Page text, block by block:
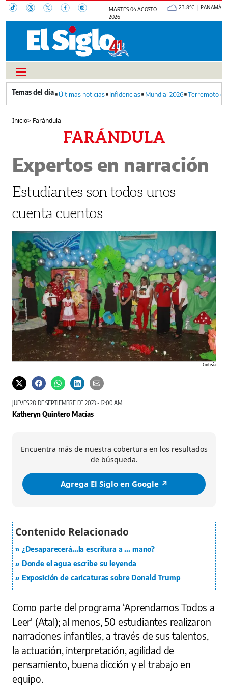
MARTES, 04 AGOSTO
2026
23.8°C | PANAMÁ
Últimas noticias Infidencias Mundial 2026 Terremoto
Inicio> Farándula
FARÁNDULA
Expertos en narración
Estudiantes son todos unos
cuenta cuentos
Cortesía
JUEVES 28 DE SEPTIEMBRE DE 2023 - 12:00 AM
Katheryn Quintero Macías
Encuentra más de nuestra cobertura en los resultados
de búsqueda.
Agrega El Siglo en Google ↗️
¿Desaparecerá...la escritura a ... mano?
Donde el agua escribe su leyenda
Exposición de caricaturas sobre Donald Trump
Como parte del programa ‘Aprendamos Todos a
Leer' (Atal); al menos, 50 estudiantes realizaron
narraciones infantiles, a través de sus talentos,
la actuación, interpretación, agilidad de
pensamiento, buena dicción y el trabajo en
equipo.